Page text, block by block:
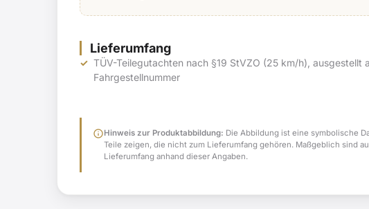
Lieferumfang
TÜV-Teilegutachten nach §19 StVZO (25 km/h), ausgestellt
Fahrgestellnummer
infoHinweis zur Produktabbildung: Die Abbildung ist eine symbolische
Teile zeigen, die nicht zum Lieferumfang gehören. Maßgeblich sind
Lieferumfang anhand dieser Angaben.